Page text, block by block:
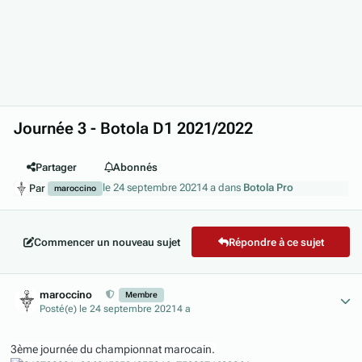
Journée 3 - Botola D1 2021/2022
Partager
Abonnés
Par
maroccino le 24 septembre 20214 a dans Botola Pro
Commencer un nouveau sujet Répondre à ce sujet
maroccino Membre
Posté(e) le 24 septembre 20214 a
3ème journée du championnat marocain.